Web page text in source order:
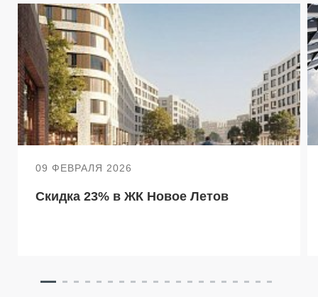
09 ФЕВРАЛЯ 2026
Скидка 23% в ЖК Новое Летов